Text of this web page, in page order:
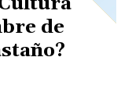
de